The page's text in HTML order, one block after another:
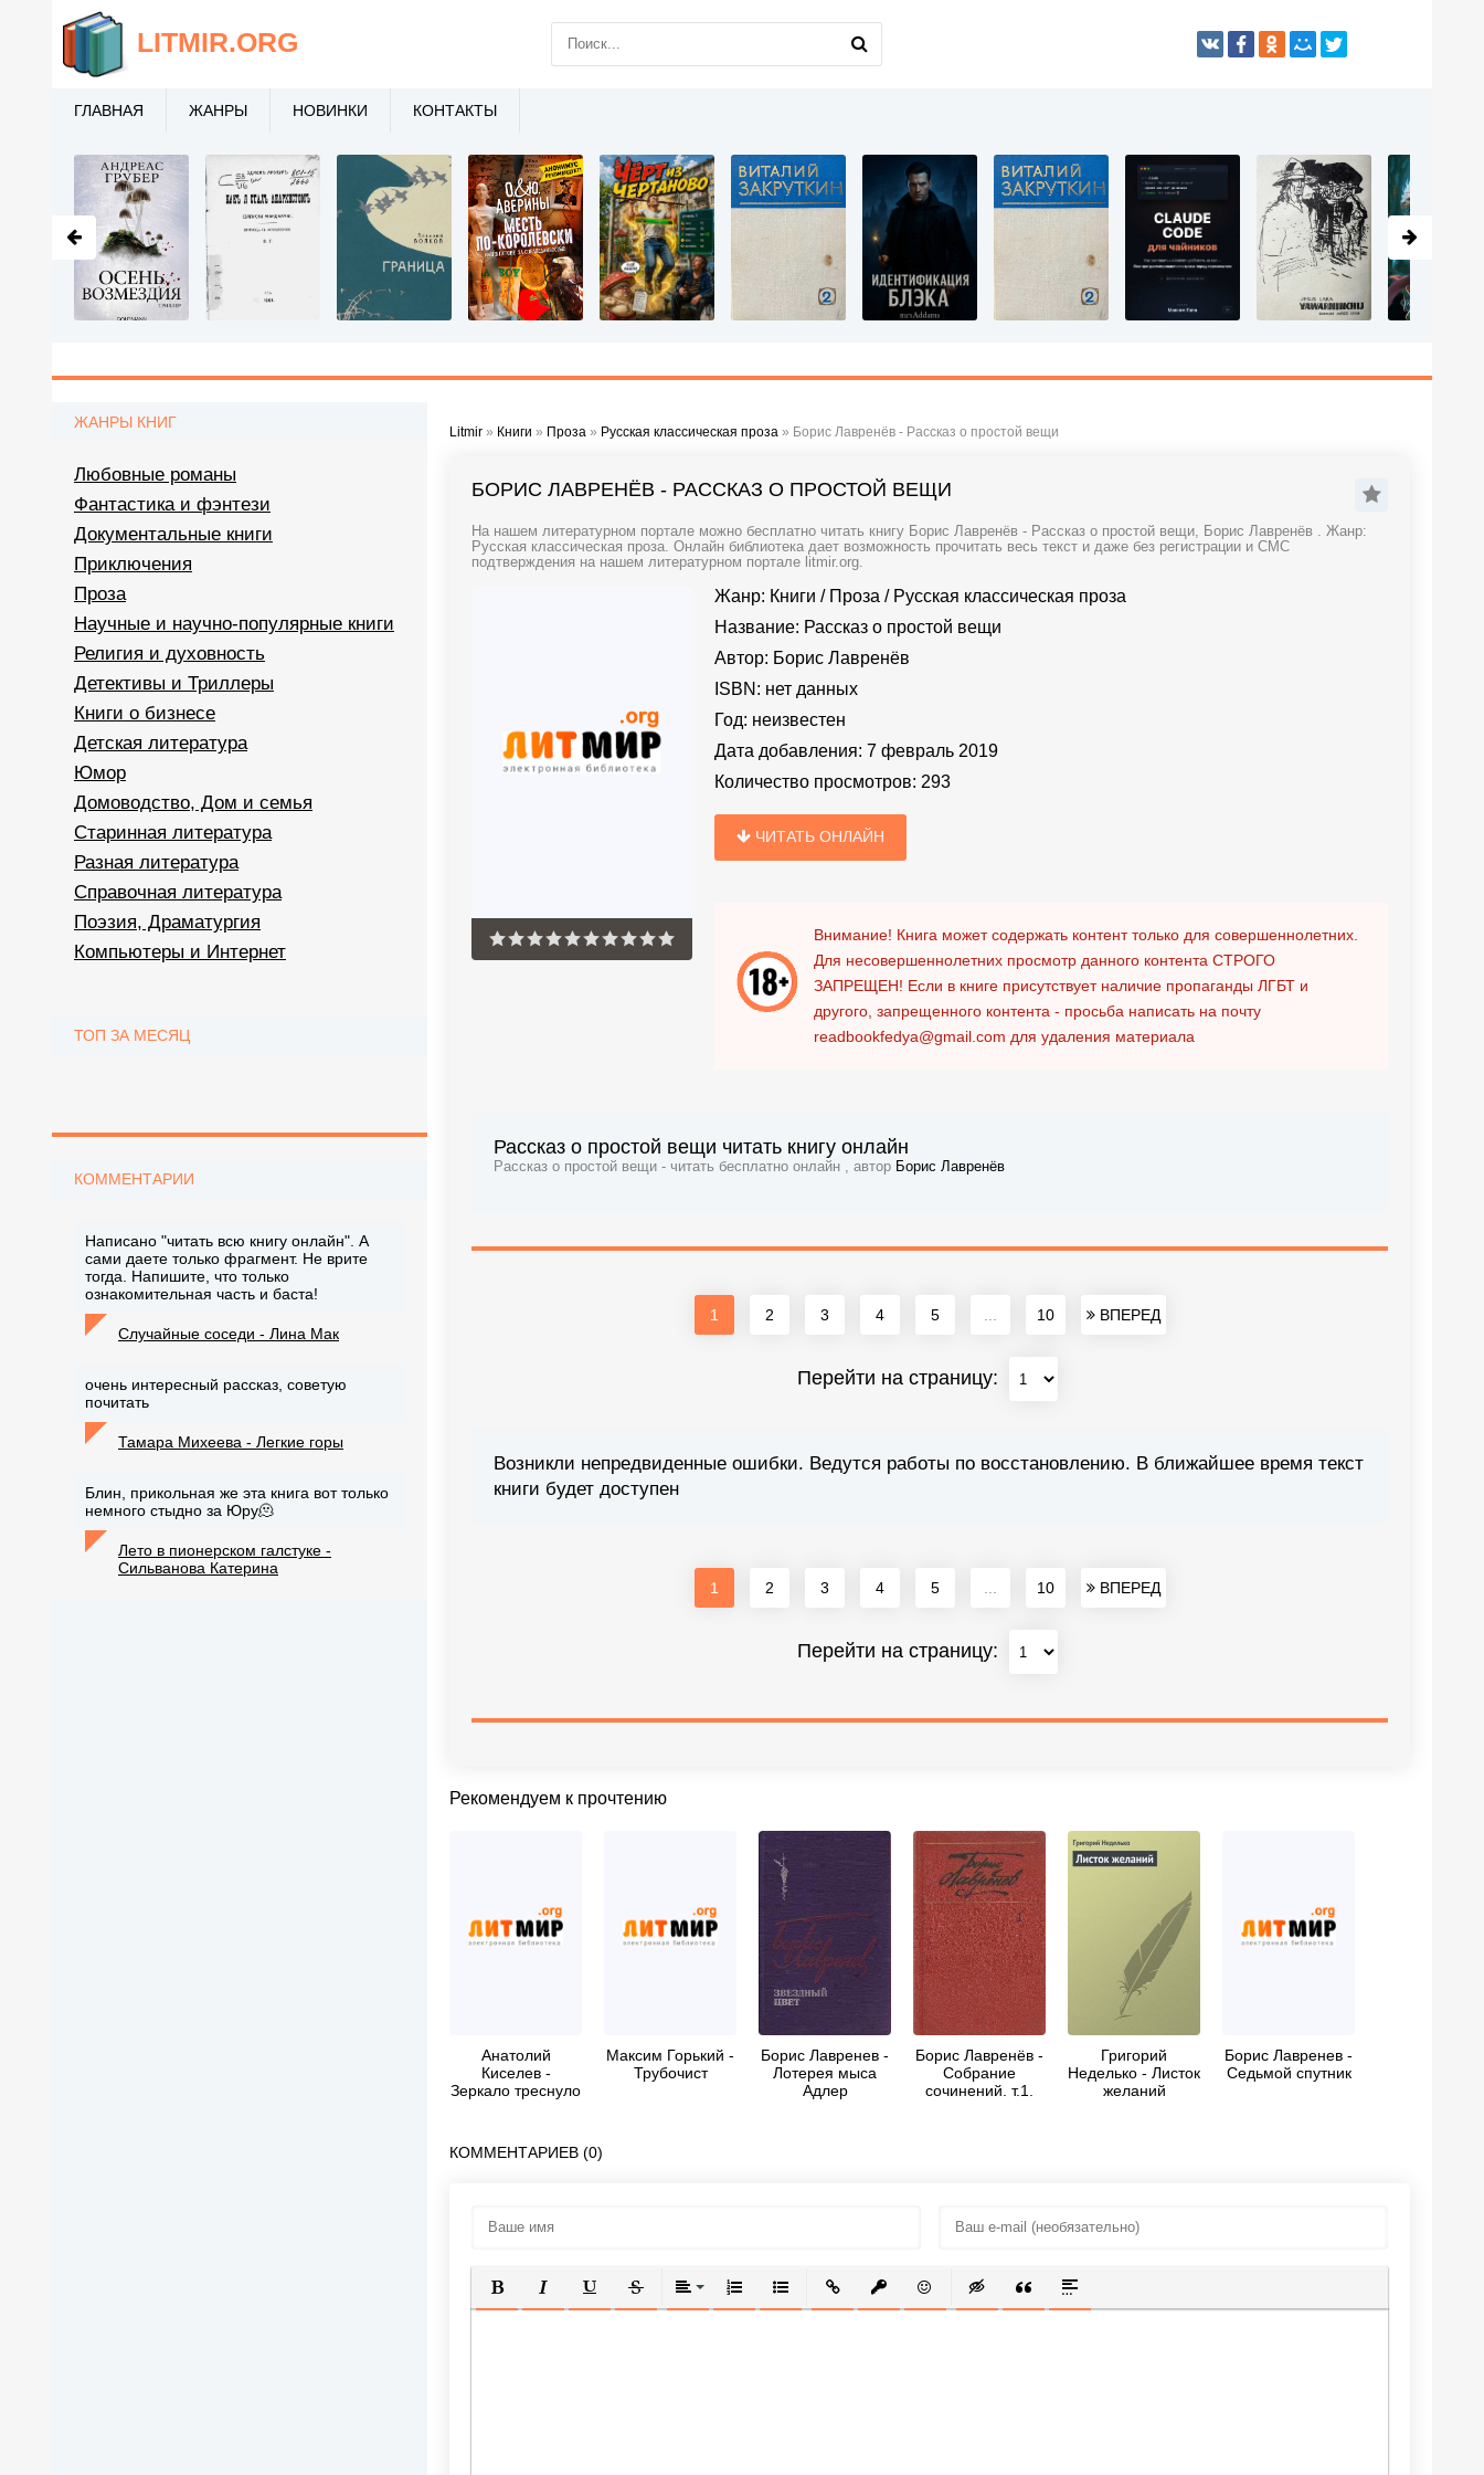
Litmir » Книги » Проза » Русская классическая проза » Борис Лавренёв - Рассказ о простой вещи
БОРИС ЛАВРЕНЁВ - РАССКАЗ О ПРОСТОЙ ВЕЩИ
На нашем литературном портале можно бесплатно читать книгу Борис Лавренёв - Рассказ о простой вещи, Борис Лавренёв . Жанр:
Русская классическая проза. Онлайн библиотека дает возможность прочитать весь текст и даже без регистрации и СМС
подтверждения на нашем литературном портале litmir.org.
Жанр: Книги / Проза / Русская классическая проза
Название: Рассказ о простой вещи
Автор: Борис Лавренёв
ISBN: нет данных
Год: неизвестен
Дата добавления: 7 февраль 2019
Количество просмотров: 293
ЧИТАТЬ ОНЛАЙН
Внимание! Книга может содержать контент только для совершеннолетних.
Для несовершеннолетних просмотр данного контента СТРОГО
ЗАПРЕЩЕН! Если в книге присутствует наличие пропаганды ЛГБТ и
другого, запрещенного контента - просьба написать на почту
readbookfedya@gmail.com для удаления материала
Рассказ о простой вещи читать книгу онлайн
Рассказ о простой вещи - читать бесплатно онлайн , автор Борис Лавренёв
1 2 3 4 5 10 ВПЕРЕД
Перейти на страницу:
Возникли непредвиденные ошибки. Ведутся работы по восстановлению. В ближайшее время текст
книги будет доступен
1 2 3 4 5 10 ВПЕРЕД
Перейти на страницу:
Рекомендуем к прочтению
Анатолий
Киселев -
Зеркало треснуло
Максим Горький -
Трубочист
Борис Лавренев -
Лотерея мыса
Адлер
Борис Лавренёв -
Собрание
сочинений. т.1.
Григорий
Неделько - Листок
желаний
Борис Лавренев -
Седьмой спутник
КОММЕНТАРИЕВ (0)
ПОЛУЖИРНЫЙ
КУРСИВПОДЧЕРКНУТЫЙ
ЗАЧЕРКНУТЫЙВЫРАВНИВАНИЕ
НУМЕРОВАННЫЙ СПИСОК
МАРКИРОВАННЫЙ СПИСОК
ВСТАВИТЬ ССЫЛКУ
ВСТАВИТЬ ЗАЩИЩЕННУЮ ССЫЛКУ
ВСТАВИТЬ СМАЙЛИК
ВСТАВКА СКРЫТОГО ТЕКСТА
ВСТАВКА ЦИТАТЫ
ВСТАВКА СПОЙЛЕРА
ЖАНРЫ КНИГ
Любовные романы
Фантастика и фэнтези
Документальные книги
Приключения
Проза
Научные и научно-популярные книги
Религия и духовность
Детективы и Триллеры
Книги о бизнесе
Детская литература
Юмор
Домоводство, Дом и семья
Старинная литература
Разная литература
Справочная литература
Поэзия, Драматургия
Компьютеры и Интернет
ТОП ЗА МЕСЯЦ
КОММЕНТАРИИ
Написано "читать всю книгу онлайн". А
сами даете только фрагмент. Не врите
тогда. Напишите, что только
ознакомительная часть и баста!
Случайные соседи - Лина Мак
очень интересный рассказ, советую
почитать
Тамара Михеева - Легкие горы
Блин, прикольная же эта книга вот только
немного стыдно за Юру🫠
Лето в пионерском галстуке -
Сильванова Катерина
LITMIR.ORG
ГЛАВНАЯ ЖАНРЫ НОВИНКИ КОНТАКТЫ